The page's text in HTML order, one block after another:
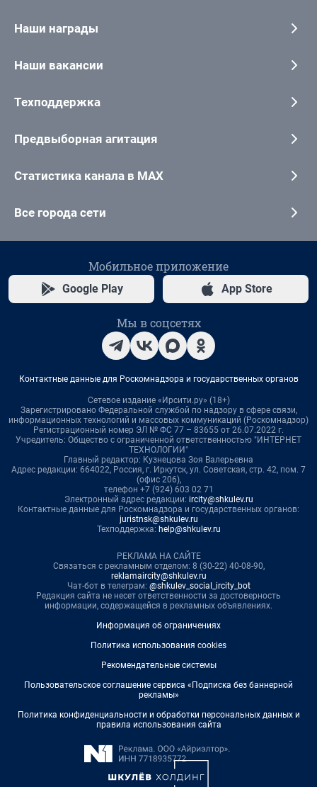
Наши награды
Наши вакансии
Техподдержка
Предвыборная агитация
Статистика канала в MAX
Все города сети
Мобильное приложение
Google Play App Store
Мы в соцсетях
Контактные данные для Роскомнадзора и государственных органов
Сетевое издание «Ирсити.ру» (18+)
Зарегистрировано Федеральной службой по надзору в сфере связи,
информационных технологий и массовых коммуникаций (Роскомнадзор)
Регистрационный номер ЭЛ № ФС 77 – 83655 от 26.07.2022 г.
Учредитель: Общество с ограниченной ответственностью "ИНТЕРНЕТ
ТЕХНОЛОГИИ"
Главный редактор: Кузнецова Зоя Валерьевна
Адрес редакции: 664022, Россия, г. Иркутск, ул. Советская, стр. 42, пом. 7
(офис 206),
телефон +7 (924) 603 02 71
Электронный адрес редакции: ircity@shkulev.ru
Контактные данные для Роскомнадзора и государственных органов:
juristnsk@shkulev.ru
Техподдержка: help@shkulev.ru
РЕКЛАМА НА САЙТЕ
Связаться с рекламным отделом: 8 (30-22) 40-08-90,
reklamaircity@shkulev.ru
Чат-бот в телеграм: @shkulev_social_ircity_bot
Редакция сайта не несет ответственности за достоверность
информации, содержащейся в рекламных объявлениях.
Информация об ограничениях
Политика использования cookies
Рекомендательные системы
Пользовательское соглашение сервиса «Подписка без баннерной
рекламы»
Политика конфиденциальности и обработки персональных данных и
правила использования сайта